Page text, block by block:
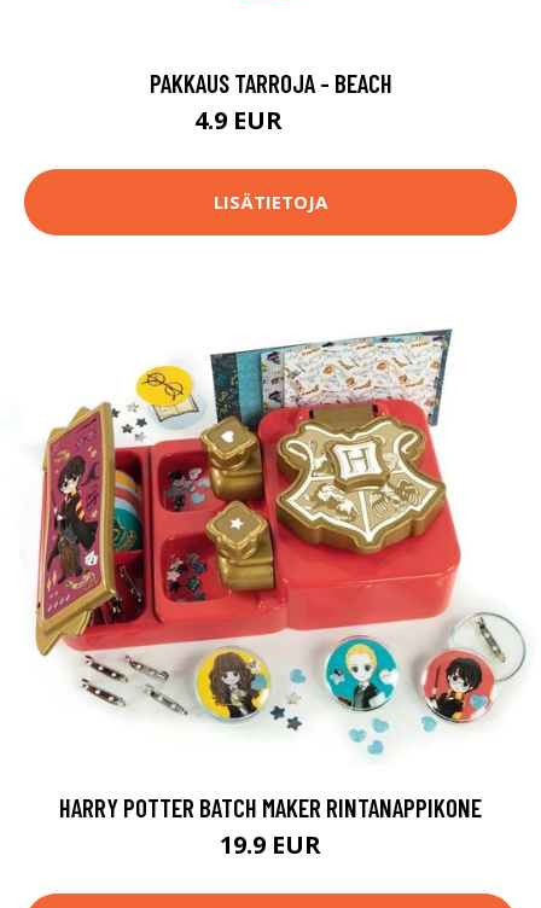
PAKKAUS TARROJA - BEACH
4.9 EUR
LISÄTIETOJA
HARRY POTTER BATCH MAKER RINTANAPPIKONE
19.9 EUR